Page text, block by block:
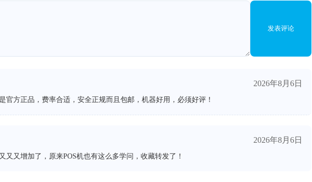
发表评论
2026年8月6日
官方正品，费率合适，安全正规而且包邮，机器好用，必须好评！
2026年8月6日
又又增加了，原来POS机也有这么多学问，收藏转发了！